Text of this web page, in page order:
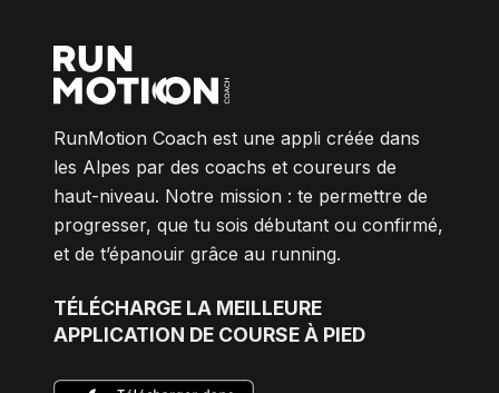
RunMotion Coach est une appli créée dans
les Alpes par des coachs et coureurs de
haut-niveau. Notre mission : te permettre de
progresser, que tu sois débutant ou confirmé,
et de t’épanouir grâce au running.
TÉLÉCHARGE LA MEILLEURE
APPLICATION DE COURSE À PIED